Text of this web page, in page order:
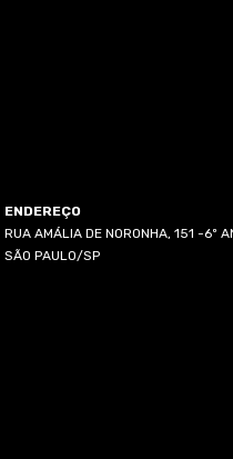
ENDEREÇO
RUA AMÁLIA DE NORONHA, 151 -6º
SÃO PAULO/SP